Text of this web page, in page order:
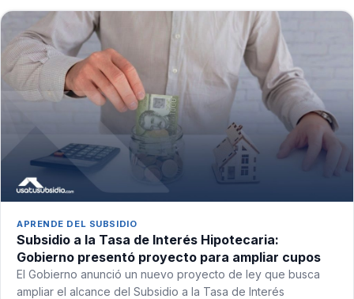
APRENDE DEL SUBSIDIO
Subsidio a la Tasa de Interés Hipotecaria:
Gobierno presentó proyecto para ampliar cupos
El Gobierno anunció un nuevo proyecto de ley que busca
ampliar el alcance del Subsidio a la Tasa de Interés